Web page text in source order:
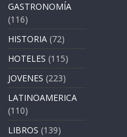
GASTRONOMÍA
(116)
HISTORIA (72)
HOTELES (115)
JOVENES (223)
LATINOAMERICA
(110)
LIBROS (139)